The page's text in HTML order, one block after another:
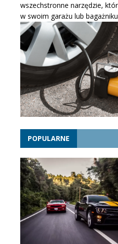
wszechstronne narzędzie,
w swoim garażu lub
POPULARNE